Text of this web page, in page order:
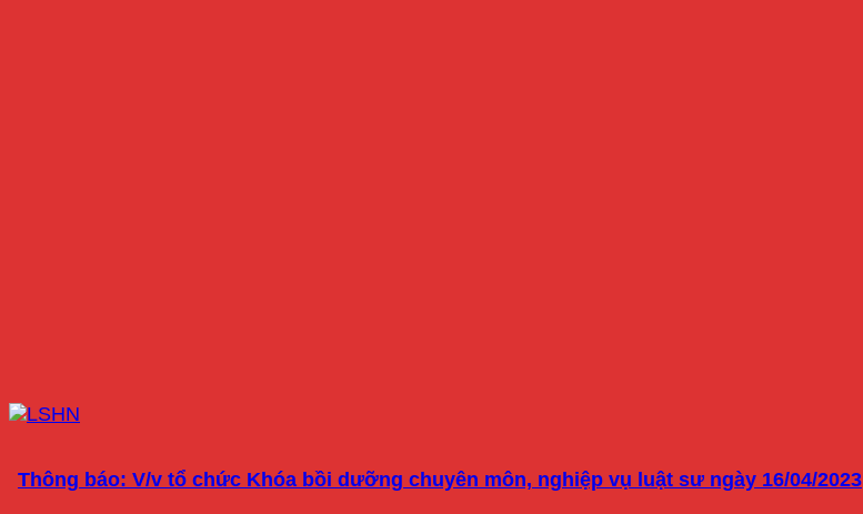
Thông báo: V/v tổ chức Khóa bồi dưỡng chuyên môn, nghiệp vụ luật sư ngày 16/04/2023